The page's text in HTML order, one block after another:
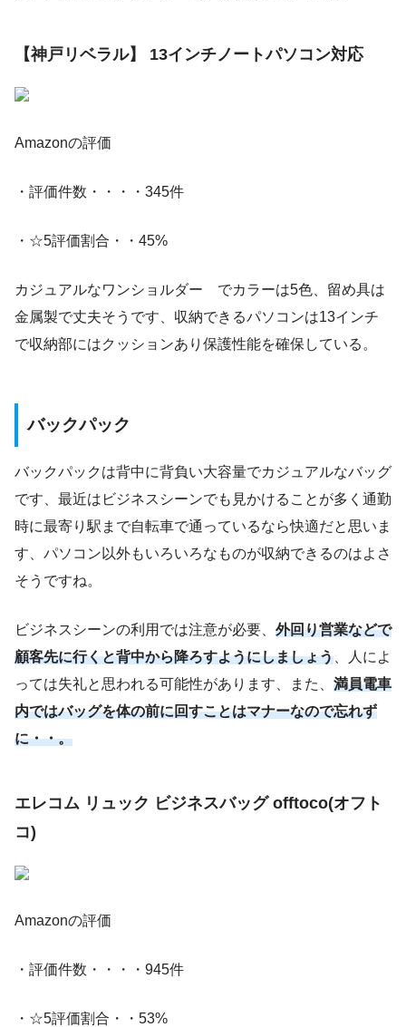
【神戸リベラル】 13インチノートパソコン対応
Amazonの評価
・評価件数・・・・345件
・☆5評価割合・・45%
カジュアルなワンショルダー でカラーは5色、留め具は
金属製で丈夫そうです、収納できるパソコンは13インチ
で収納部にはクッションあり保護性能を確保している。
バックパック
バックパックは背中に背負い大容量でカジュアルなバッグ
です、最近はビジネスシーンでも見かけることが多く通勤
時に最寄り駅まで自転車で通っているなら快適だと思いま
す、パソコン以外もいろいろなものが収納できるのはよさ
そうですね。
ビジネスシーンの利用では注意が必要、 外回り営業などで
顧客先に行くと背中から降ろすようにしましょう 、人によ
っては失礼と思われる可能性があります、また、 満員電車
内ではバッグを体の前に回すことはマナーなので忘れず
に・・。
エレコム リュック ビジネスバッグ offtoco(オフト
コ)
Amazonの評価
・評価件数・・・・945件
・☆5評価割合・・53%